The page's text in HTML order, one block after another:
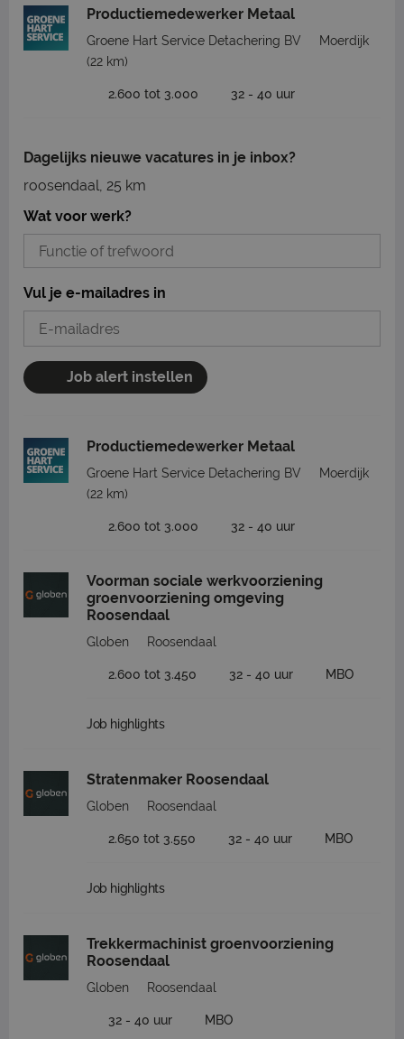
Productiemedewerker Metaal
Groene Hart Service Detachering BV
Moerdijk
(22 km)
2.600 tot 3.000 32 - 40 uur
Dagelijks nieuwe vacatures in je inbox?
roosendaal, 25 km
Wat voor werk?
Vul je e-mailadres in
Job alert instellen
Productiemedewerker Metaal
Groene Hart Service Detachering BV
Moerdijk
(22 km)
2.600 tot 3.000 32 - 40 uur
Voorman sociale werkvoorziening
groenvoorziening omgeving
Roosendaal
Globen Roosendaal
2.600 tot 3.450 32 - 40 uur MBO
Job highlights
Stratenmaker Roosendaal
Globen Roosendaal
2.650 tot 3.550 32 - 40 uur MBO
Job highlights
Trekkermachinist groenvoorziening
Roosendaal
Globen Roosendaal
32 - 40 uur MBO